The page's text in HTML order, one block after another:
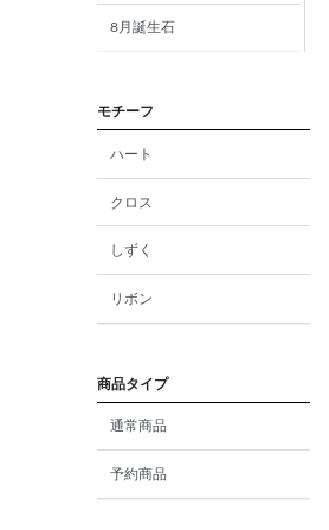
8月誕生石
モチーフ
ハート
クロス
しずく
リボン
商品タイプ
通常商品
予約商品